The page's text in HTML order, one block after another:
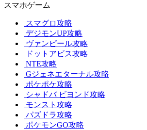
スマホゲーム
スマグロ攻略
デジモンUP攻略
ヴァンピール攻略
ドットアビス攻略
NTE攻略
Gジェネエターナル攻略
ポケポケ攻略
シャドバ ビヨンド攻略
モンスト攻略
パズドラ攻略
ポケモンGO攻略